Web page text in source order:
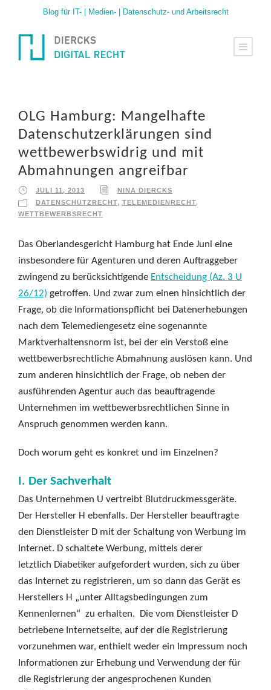
Blog für IT- | Medien- | Datenschutz- und Arbeitsrecht
OLG Hamburg: Mangelhafte
Datenschutzerklärungen sind
wettbewerbswidrig und mit
Abmahnungen angreifbar
JULI 11, 2013
NINA DIERCKS
DATENSCHUTZRECHT, TELEMEDIENRECHT,
WETTBEWERBSRECHT
Das Oberlandesgericht Hamburg hat Ende Juni eine
insbesondere für Agenturen und deren Auftraggeber
zwingend zu berücksichtigende Entscheidung (Az. 3 U
26/12) getroffen. Und zwar zum einen hinsichtlich der
Frage, ob die Informationspflicht bei Datenerhebungen
nach dem Telemediengesetz eine sogenannte
Marktverhaltensnorm ist, bei der ein Verstoß eine
wettbewerbsrechtliche Abmahnung auslösen kann. Und
zum anderen hinsichtlich der Frage, ob neben der
ausführenden Agentur auch das beauftragende
Unternehmen im wettbewerbsrechtlichen Sinne in
Anspruch genommen werden kann.
Doch worum geht es konkret und im Einzelnen?
I. Der Sachverhalt
Das Unternehmen U vertreibt Blutdruckmessgeräte.
Der Hersteller H ebenfalls. Der Hersteller beauftragte
den Dienstleister D mit der Schaltung von Werbung im
Internet. D schaltete Werbung, mittels derer
letztlich Diabetiker aufgefordert wurden, sich zu über
das Internet zu registrieren, um so dann das Gerät es
Herstellers H „unter Alltagsbedingungen zum
Kennenlernen“ zu erhalten. Die vom Dienstleister D
betriebene Internetseite, auf der die Registrierung
vorzunehmen war, enthielt weder ein Impressum noch
Informationen zur Erhebung und Verwendung der für
die Registrierung der angesprochenen Kunden